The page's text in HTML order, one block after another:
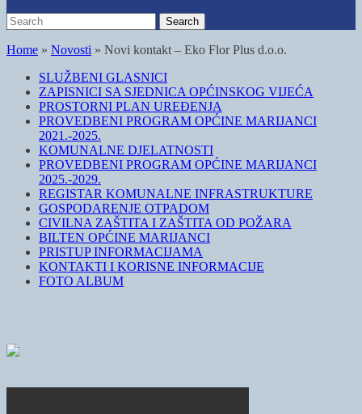
Search
for:
Search
Home » Novosti » Novi kontakt – Eko Flor Plus d.o.o.
SLUŽBENI GLASNICI
ZAPISNICI SA SJEDNICA OPĆINSKOG VIJEĆA
PROSTORNI PLAN UREĐENJA
PROVEDBENI PROGRAM OPĆINE MARIJANCI
2021.-2025.
KOMUNALNE DJELATNOSTI
PROVEDBENI PROGRAM OPĆINE MARIJANCI
2025.-2029.
REGISTAR KOMUNALNE INFRASTRUKTURE
GOSPODARENJE OTPADOM
CIVILNA ZAŠTITA I ZAŠTITA OD POŽARA
BILTEN OPĆINE MARIJANCI
PRISTUP INFORMACIJAMA
KONTAKTI I KORISNE INFORMACIJE
FOTO ALBUM